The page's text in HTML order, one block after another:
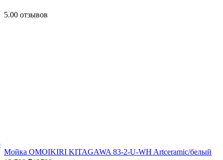
5.00 отзывов
Мойка OMOIKIRI KITAGAWA 83-2-U-WH Artceramic/белый